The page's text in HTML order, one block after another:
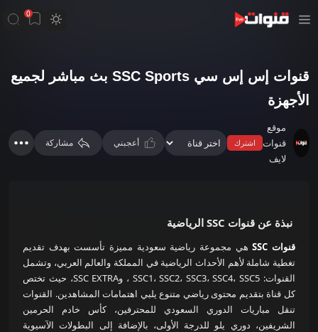
0
قنوات إس إس سي SSC Sports بث مباشر لجميع
الأجهزة
موقع
قنوات
لايف
اشترك أعجبني مشاركة
نبذة عن قنوات SSC الرياضية
قنوات SSC
هي مجموعة رياضية سعودية مميزة تأسست بهدف تقديم
تغطية شاملة لأهم الأحداث الرياضية في المملكة والعالم العربي، وتشمل
القنوات: SSC1، SSC2، SSC3، SSC4، SSC5 ، وSSC EXTRA، حيث تختص
كل قناة بتقديم محتوى رياضي متنوع يلبي اهتمامات المشاهدين. القنوات
تنقل مباريات الدوري السعودي للمحترفين، كأس خادم الحرمين
الشريفين، دوري يلو للدرجة الأولى، بالإضافة إلى البطولات الآسيوية